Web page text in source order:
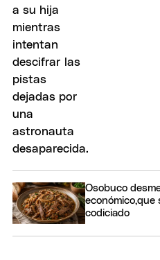
Osobuco
codiciado